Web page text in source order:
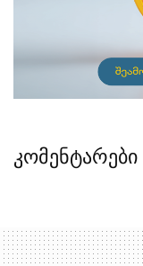
კომენტარები